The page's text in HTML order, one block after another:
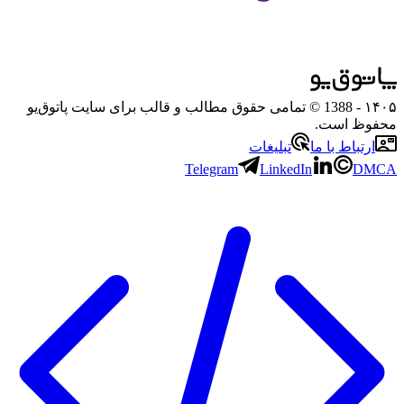
۱۴۰۵
- 1388 © تمامی حقوق مطالب و قالب برای سایت پاتوق‌یو
محفوظ است.
ارتباط با ما
تبلیغات
Telegram
LinkedIn DMCA